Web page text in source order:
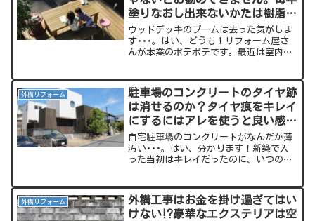
塗りなおし出来ないかたは樹脂タ
イプのデッキをお勧め致します。
ウッドデッキのブームは去った気がしま
す･･･。はい、どうも！リフォーム屋さ
んが本業のポテポテです。最近は室内の
（エクステリア）のリフォームなんです
よね。そんな私が最近思...
外構リフォーム
駐車場のコンクリートのタイヤ跡
は消せるのか？タイヤ痕をキレイ
にするにはアレを使うと良い感
じ！
自宅駐車場のコンクリートがなんだか薄
汚い･･･。はい、分かります！新築で入
った当初はキレイだったのに、いつの間
ート、タイヤ跡が付くことが多々ありま
せんか？白いきれ...
外構リフォーム
外構工事はお金を掛け過ぎてはい
けない⁉豪華なエクステリアは空